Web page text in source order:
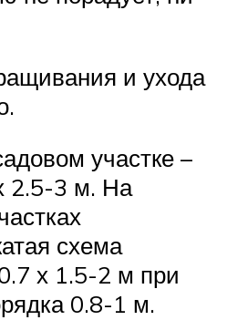
и ухода
участке –
2.5-3 м. На
схема
х 1.5-2 м при
0.8-1 м.